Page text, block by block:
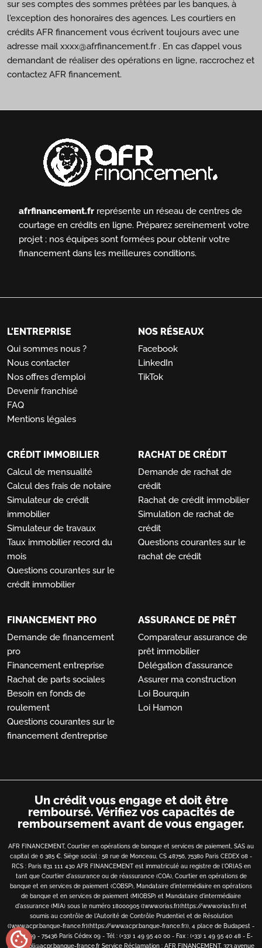
sur ses comptes des sommes prêtées par les banques, à
l'exception des honoraires des agences. Les courtiers en
crédits AFR financement vous écrivent toujours avec une
adresse mail xxxx@afrfinancement.fr . En cas d’appel vous
demandant de réaliser des opérations en ligne, raccrochez et
contactez AFR financement.
afrfinancement.fr représente un réseau de centres de
courtage en crédits en ligne. Préparez sereinement votre
projet ; nos équipes sont formées pour obtenir votre
financement dans les meilleures conditions.
L'ENTREPRISE
Qui sommes nous ?
Nous contacter
Nos offres d'emploi
Devenir franchisé
FAQ
Mentions légales
NOS RÉSEAUX
Facebook
LinkedIn
TikTok
CRÉDIT IMMOBILIER
Calcul de mensualité
Calcul des frais de notaire
Simulateur de crédit
immobilier
Simulateur de travaux
Taux immobilier record du
mois
Questions courantes sur le
crédit immobilier
RACHAT DE CRÉDIT
Demande de rachat de
crédit
Rachat de crédit immobilier
Simulation de rachat de
crédit
Questions courantes sur le
rachat de crédit
FINANCEMENT PRO
Demande de financement
pro
Financement entreprise
Rachat de parts sociales
Besoin en fonds de
roulement
Questions courantes sur le
financement d’entreprise
ASSURANCE DE PRÊT
Comparateur assurance de
prêt immobilier
Délégation d'assurance
Assurer ma construction
Loi Bourquin
Loi Hamon
Un crédit vous engage et doit être
remboursé. Vérifiez vos capacités de
remboursement avant de vous engager.
AFR FINANCEMENT, Courtier en opérations de banque et services de paiement, SAS au
capital de 6 385 €. Siège social : 58 rue de Monceau, CS 48756, 75380 Paris CEDEX 08 -
RCS : Paris 831 111 430 AFR FINANCEMENT est immatriculé au registre de l'ORIAS en
tant que Courtier d'assurance ou de réassurance (COA), Courtier en opérations de
banque et en services de paiement (COBSP), Mandataire d'intermédiaire en opérations
de banque et en services de paiement (MIOBSP) et Mandataire d'intermédiaire
d'assurance (MIA) sous le numéro 18000905 ([www.orias.fr](https://www.orias.fr)) et
soumis au contrôle de l'Autorité de Contrôle Prudentiel et de Résolution
([www.acpr.banque-france.fr](https://www.acpr.banque-france.fr)), 4 place de Budapest -
CS 92459 - 75436 Paris Cédex 09 - Tél : (+33) 1 49 95 40 00 - Fax : (+33) 1 49 95 40 48 - E-
mail : bibli@acpr.banque-france.fr Service Réclamation : AFR FINANCEMENT, 373 avenue
cookie